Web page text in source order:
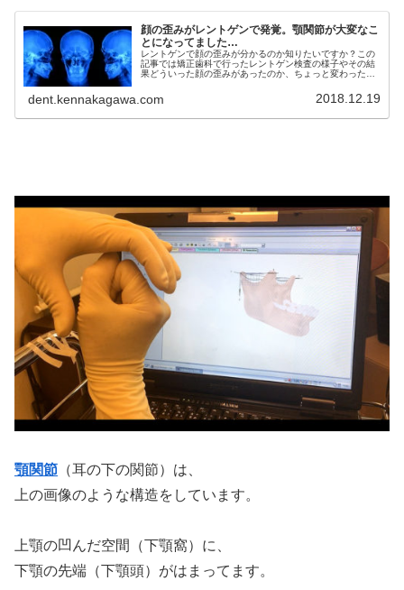
顔の歪みがレントゲンで発覚。顎関節が大変なこ
とになってました…
レントゲンで顔の歪みが分かるのか知りたいですか？この
記事では矯正歯科で行ったレントゲン検査の様子やその結
果どういった顔の歪みがあったのか、ちょっと変わった撮
dent.kennakagawa.com 2018.12.19
顎関節 （耳の下の関節）は、
上の画像のような構造をしています。
上顎の凹んだ空間（下顎窩）に、
下顎の先端（下顎頭）がはまってます。